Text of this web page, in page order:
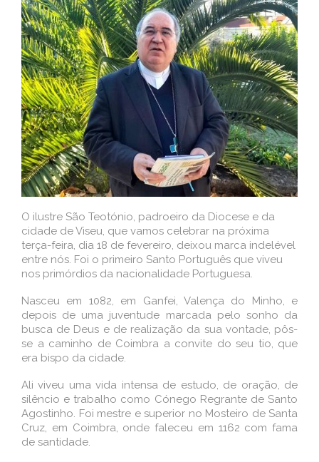
O ilustre São Teotónio, padroeiro da Diocese e da
cidade de Viseu, que vamos celebrar na próxima
terça-feira, dia 18 de fevereiro, deixou marca indelével
entre nós. Foi o primeiro Santo Português que viveu
nos primórdios da nacionalidade Portuguesa.
Nasceu em 1082, em Ganfei, Valença do Minho, e
depois de uma juventude marcada pelo sonho da
busca de Deus e de realização da sua vontade, pôs-
se a caminho de Coimbra a convite do seu tio, que
era bispo da cidade.
Ali viveu uma vida intensa de estudo, de oração, de
silêncio e trabalho como Cónego Regrante de Santo
Agostinho. Foi mestre e superior no Mosteiro de Santa
Cruz, em Coimbra, onde faleceu em 1162 com fama
de santidade.